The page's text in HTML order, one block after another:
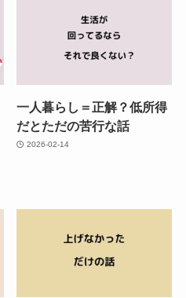
一人暮らし＝正解？低所得
だとただの苦行な話
2026-02-14